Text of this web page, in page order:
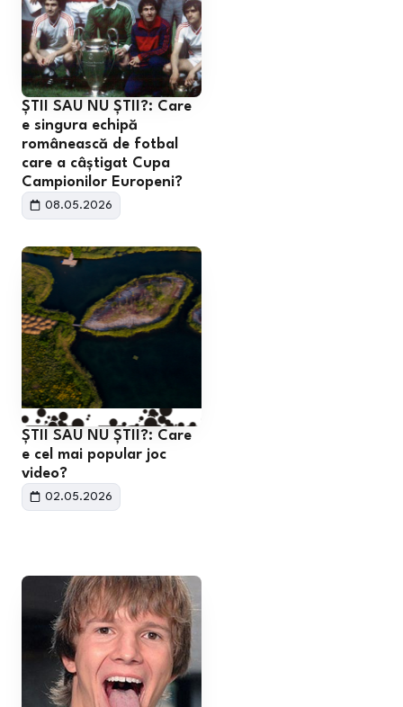
ȘTII SAU NU ȘTII?: Care
e singura echipă
românească de fotbal
care a câștigat Cupa
Campionilor Europeni?
08.05.2026
ȘTII SAU NU ȘTII?: Care
e cel mai popular joc
video?
02.05.2026